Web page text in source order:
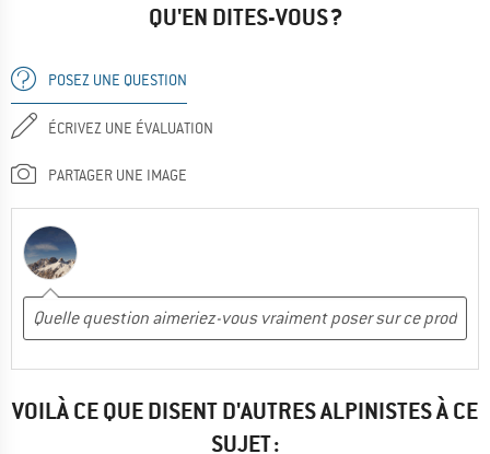
QU'EN DITES-VOUS ?
POSEZ UNE QUESTION
ÉCRIVEZ UNE ÉVALUATION
PARTAGER UNE IMAGE
VOILÀ CE QUE DISENT D'AUTRES ALPINISTES À CE
SUJET :